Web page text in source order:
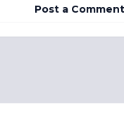
Post a Comment